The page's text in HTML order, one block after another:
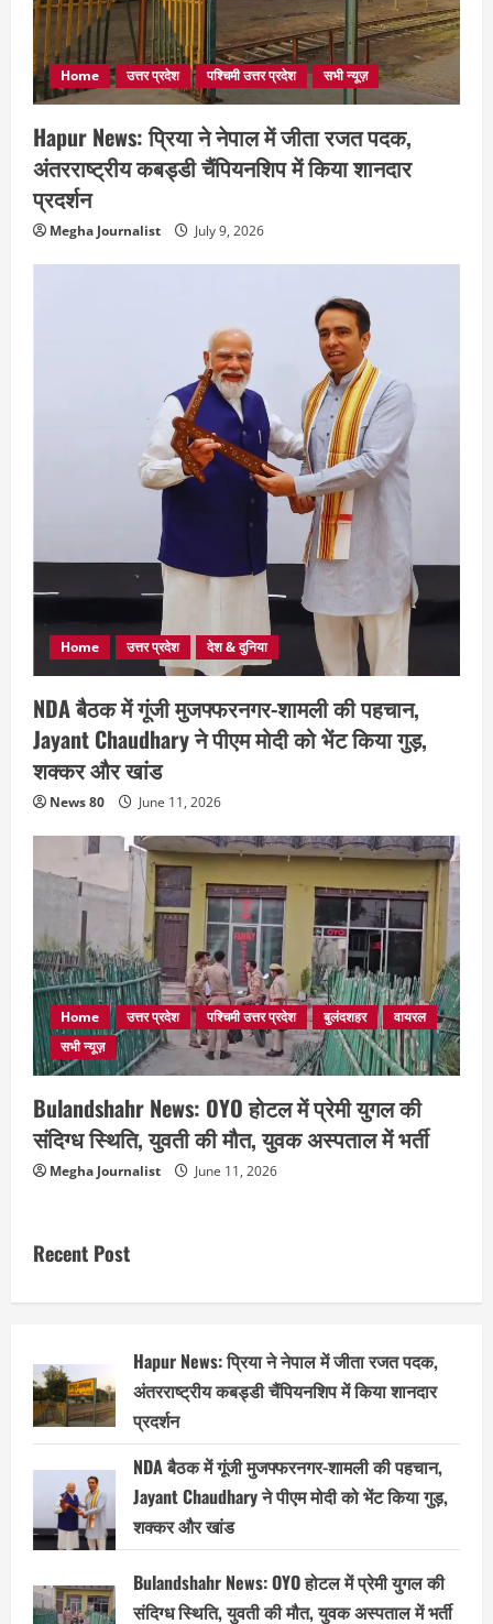
Home उत्तर प्रदेश पश्चिमी उत्तर प्रदेश सभी न्यूज़
Hapur News: प्रिया ने नेपाल में जीता रजत पदक,
अंतरराष्ट्रीय कबड्डी चैंपियनशिप में किया शानदार
प्रदर्शन
Megha Journalist July 9, 2026
Home उत्तर प्रदेश देश & दुनिया
NDA बैठक में गूंजी मुजफ्फरनगर-शामली की पहचान,
Jayant Chaudhary ने पीएम मोदी को भेंट किया गुड़,
शक्कर और खांड
News 80 June 11, 2026
Home उत्तर प्रदेश पश्चिमी उत्तर प्रदेश बुलंदशहर
वायरल
सभी न्यूज़
Bulandshahr News: OYO होटल में प्रेमी युगल की
संदिग्ध स्थिति, युवती की मौत, युवक अस्पताल में भर्ती
Megha Journalist June 11, 2026
Recent Post
Hapur News: प्रिया ने नेपाल में जीता रजत पदक,
अंतरराष्ट्रीय कबड्डी चैंपियनशिप में किया शानदार
प्रदर्शन
NDA बैठक में गूंजी मुजफ्फरनगर-शामली की पहचान,
Jayant Chaudhary ने पीएम मोदी को भेंट किया गुड़,
शक्कर और खांड
Bulandshahr News: OYO होटल में प्रेमी युगल की
संदिग्ध स्थिति, युवती की मौत, युवक अस्पताल में भर्ती